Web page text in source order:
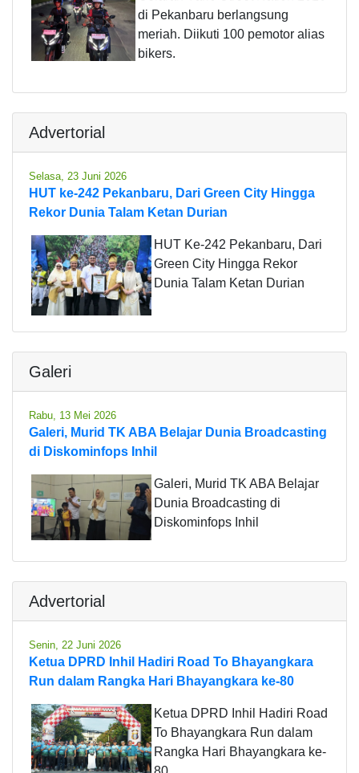
di Pekanbaru berlangsung
meriah. Diikuti 100 pemotor alias
bikers.
Advertorial
Selasa, 23 Juni 2026
HUT ke-242 Pekanbaru, Dari Green City Hingga
Rekor Dunia Talam Ketan Durian
HUT Ke-242 Pekanbaru, Dari
Green City Hingga Rekor
Dunia Talam Ketan Durian
Galeri
Rabu, 13 Mei 2026
Galeri, Murid TK ABA Belajar Dunia Broadcasting
di Diskominfops Inhil
Galeri, Murid TK ABA Belajar
Dunia Broadcasting di
Diskominfops Inhil
Advertorial
Senin, 22 Juni 2026
Ketua DPRD Inhil Hadiri Road To Bhayangkara
Run dalam Rangka Hari Bhayangkara ke-80
Ketua DPRD Inhil Hadiri Road
To Bhayangkara Run dalam
Rangka Hari Bhayangkara ke-